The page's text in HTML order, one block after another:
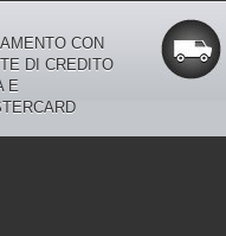
CON
DI CREDITO
E